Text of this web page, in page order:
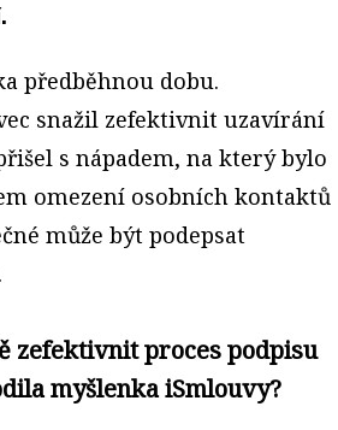
předběhnou dobu.
snažil zefektivnit uzavírání
s nápadem, na který bylo
omezení osobních kontaktů
může být podepsat
zefektivnit proces podpisu
myšlenka iSmlouvy?